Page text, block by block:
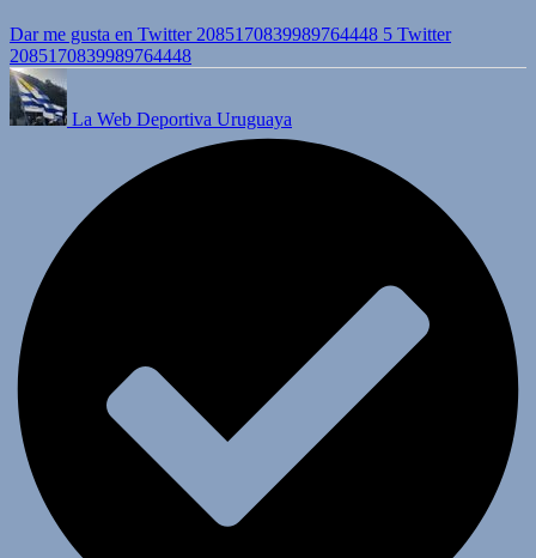
Dar me gusta en Twitter 2085170839989764448 5 Twitter
2085170839989764448
La Web Deportiva Uruguaya